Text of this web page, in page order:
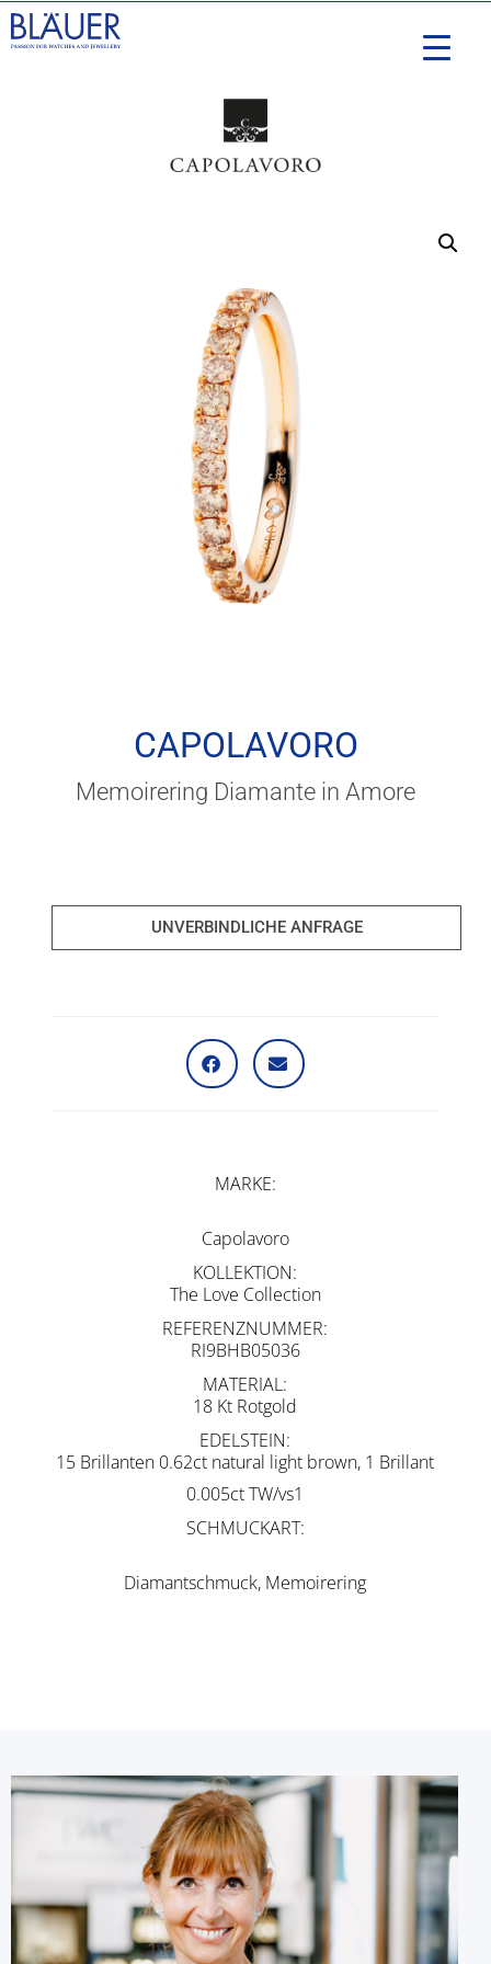
CAPOLAVORO
Memoirering Diamante in Amore
UNVERBINDLICHE ANFRAGE
MARKE
Capolavoro
KOLLEKTION
The Love Collection
REFERENZNUMMER
RI9BHB05036
MATERIAL
18 Kt Rotgold
EDELSTEIN
15 Brillanten 0.62ct natural light brown, 1 Brillant
0.005ct TW/vs1
SCHMUCKART
Diamantschmuck, Memoirering